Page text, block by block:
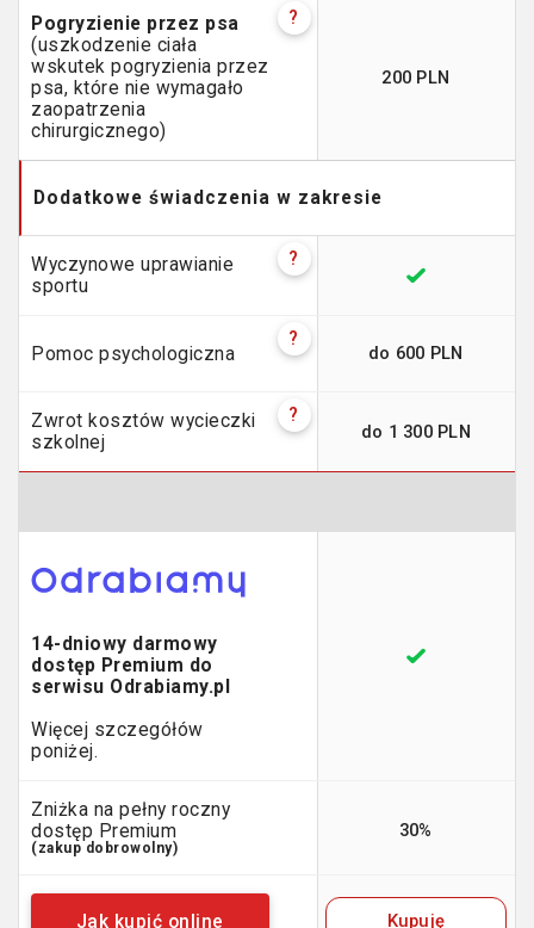
Pogryzienie przez psa
(uszkodzenie ciała
wskutek pogryzienia przez
psa, które nie wymagało
zaopatrzenia
chirurgicznego)
?
200 PLN
Dodatkowe świadczenia w zakresie
Wyczynowe uprawianie
sportu
?
Pomoc psychologiczna
?
do 600 PLN
Zwrot kosztów wycieczki
szkolnej
?
do 1 300 PLN
14-dniowy darmowy
dostęp Premium do
serwisu Odrabiamy.pl
Więcej szczegółów
poniżej.
Zniżka na pełny roczny
dostęp Premium
(zakup dobrowolny)
30%
Jak kupić online Kupuję